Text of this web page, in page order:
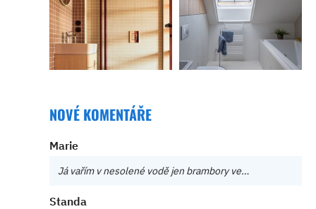
NOVÉ KOMENTÁŘE
Marie
Já vařím v nesolené vodě jen brambory ve…
Standa